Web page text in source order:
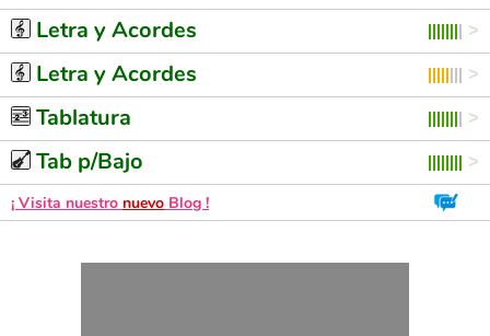
Letra y Acordes
Letra y Acordes
Tablatura
Tab p/Bajo
¡ Visita nuestro nuevo Blog !